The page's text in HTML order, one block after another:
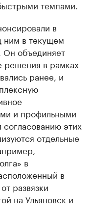
темпами.
в
ним в текущем
Он объединяет
решения в рамках
ранее, и
и профильными
этих
отдельные
в
в
развязки
на Ульяновск и